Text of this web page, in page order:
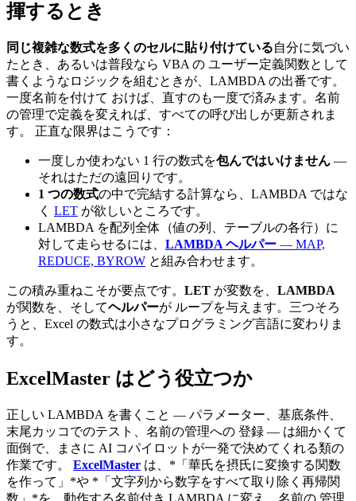
揮するとき
同じ複雑な数式を多くのセルに貼り付けている自分に気づい
たとき、あるいは普段なら VBA の ユーザー定義関数として
書くようなロジックを組むときが、LAMBDA の出番です。
一度名前を付けて おけば、直すのも一度で済みます。名前
の管理で定義を変えれば、すべての呼び出しが更新されま
す。 正直な限界はこうです：
一度しか使わない 1 行の数式を包んではいけません —
それはただの遠回りです。
1 つの数式の中で完結する計算なら、LAMBDA ではな
く LET が欲しいところです。
LAMBDA を配列全体（値の列、テーブルの各行）に
対して走らせるには、 LAMBDA ヘルパー — MAP,
REDUCE, BYROW と組み合わせます。
この積み重ねこそが要点です。 LET が変数を、 LAMBDA
が関数を、そしてヘルパーが ループを与えます。三つそろ
うと、Excel の数式は小さなプログラミング言語に変わりま
す。
ExcelMaster はどう役立つか
正しい LAMBDA を書くこと — パラメーター、基底条件、
末尾カッコでのテスト、名前の管理への 登録 — は細かくて
面倒で、まさに AI コパイロットが一発で決めてくれる類の
作業です。 ExcelMaster は、*「華氏を摂氏に変換する関数
を作って」*や *「文字列から数字をすべて取り除く再帰関
数」*を、動作する名前付き LAMBDA に変え、名前の 管理